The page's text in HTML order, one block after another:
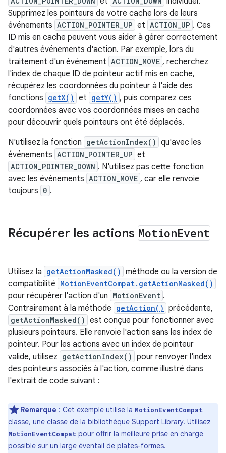
Supprimez les pointeurs de votre cache lors de leurs
événements ACTION_POINTER_UP et ACTION_UP . Ces
ID mis en cache peuvent vous aider à gérer correctement
d'autres événements d'action. Par exemple, lors du
traitement d'un événement ACTION_MOVE , recherchez
l'index de chaque ID de pointeur actif mis en cache,
récupérez les coordonnées du pointeur à l'aide des
fonctions getX() et getY() , puis comparez ces
coordonnées avec vos coordonnées mises en cache
pour découvrir quels pointeurs ont été déplacés.
N'utilisez la fonction getActionIndex() qu'avec les
événements ACTION_POINTER_UP et
ACTION_POINTER_DOWN . N'utilisez pas cette fonction
avec les événements ACTION_MOVE , car elle renvoie
toujours 0 .
Récupérer les actions MotionEvent
Utilisez la getActionMasked() méthode ou la version de
compatibilité MotionEventCompat.getActionMasked()
pour récupérer l'action d'un MotionEvent .
Contrairement à la méthode getAction() précédente,
getActionMasked() est conçue pour fonctionner avec
plusieurs pointeurs. Elle renvoie l'action sans les index de
pointeur. Pour les actions avec un index de pointeur
valide, utilisez getActionIndex() pour renvoyer l'index
des pointeurs associés à l'action, comme illustré dans
l'extrait de code suivant :
Remarque : Cet exemple utilise la MotionEventCompat
classe, une classe de la bibliothèque Support Library. Utilisez
MotionEventCompat pour offrir la meilleure prise en charge
possible sur un large éventail de plates-formes.